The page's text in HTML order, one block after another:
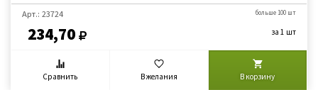
Арт.: 23724
234,70
больше 100 шт
за 1 шт
Сравнить В желания В корзину